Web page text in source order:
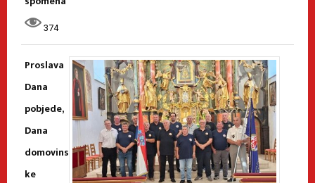
374
Proslava
Dana
pobjede,
Dana
domovins
ke